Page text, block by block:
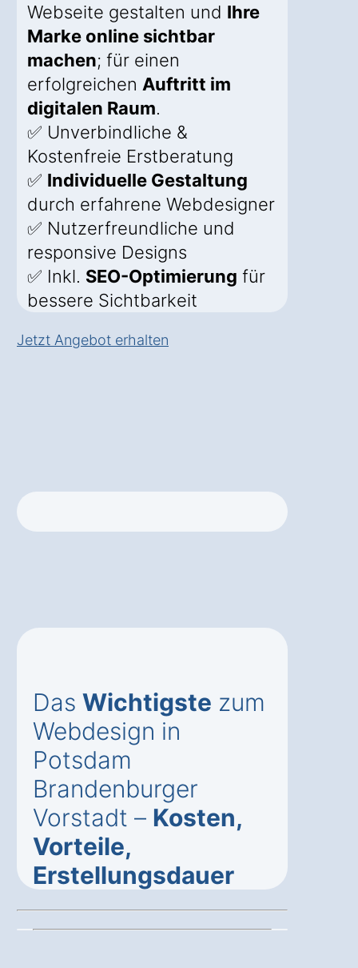
Webseite gestalten und Ihre
Marke online sichtbar
machen; für einen
erfolgreichen Auftritt im
digitalen Raum.
✅ Unverbindliche &
Kostenfreie Erstberatung
✅ Individuelle Gestaltung
durch erfahrene Webdesigner
✅ Nutzerfreundliche und
responsive Designs
✅ Inkl. SEO-Optimierung für
bessere Sichtbarkeit
Jetzt Angebot erhalten
Das Wichtigste zum
Webdesign in
Potsdam
Brandenburger
Vorstadt – Kosten,
Vorteile,
Erstellungsdauer